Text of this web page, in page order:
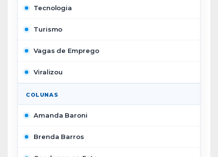
Tecnologia
Turismo
Vagas de Emprego
Viralizou
COLUNAS
Amanda Baroni
Brenda Barros